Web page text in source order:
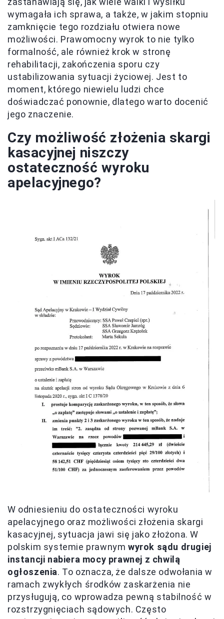
wymagała ich sprawa, a także, w jakim stopniu
zamknięcie tego rozdziału otwiera nowe
możliwości. Prawomocny wyrok to nie tylko
formalność, ale również krok w stronę
rehabilitacji, zakończenia sporu czy
ustabilizowania sytuacji życiowej. Jest to
moment, którego niewielu ludzi chce
doświadczać ponownie, dlatego warto docenić
jego znaczenie.
Czy możliwość złożenia skargi
kasacyjnej niszczy
ostateczność wyroku
apelacyjnego?
W odniesieniu do ostateczności wyroku
apelacyjnego oraz możliwości złożenia skargi
kasacyjnej, sytuacja jawi się jako złożona. W
polskim systemie prawnymwyrok sądu drugiej
instancji nabiera mocy prawnej z chwilą
ogłoszenia. To oznacza, że dalsze odwołania w
ramach zwykłych środków zaskarżenia nie
przysługują, co wprowadza pewną stabilność w
rozstrzygnięciach sądowych. Często